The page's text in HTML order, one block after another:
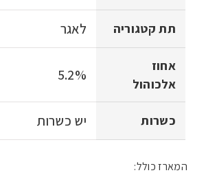
תת קטגוריה לאגר
אחוז
אלכוהול
5.2%
כשרות יש כשרות
המארז כולל: